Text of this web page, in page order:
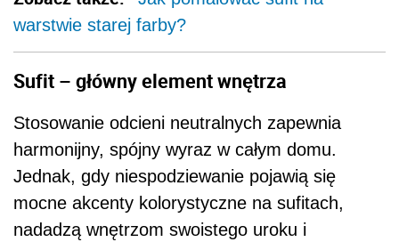
indywidualnego charakteru.